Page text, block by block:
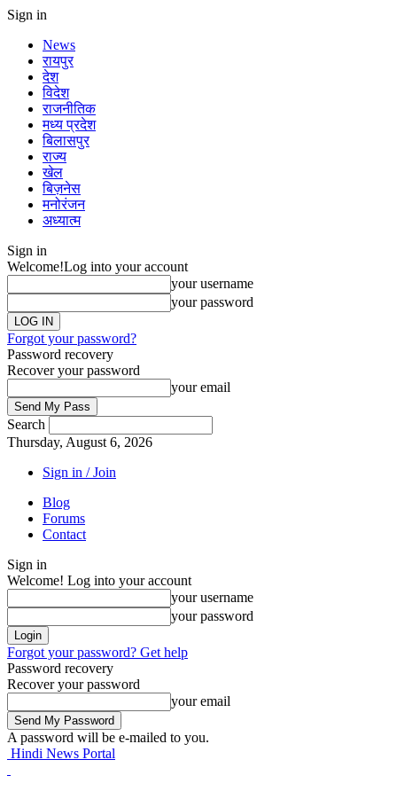
Sign in
News
रायपुर
देश
विदेश
राजनीतिक
मध्य प्रदेश
बिलासपुर
राज्य
खेल
बिज़नेस
मनोरंजन
अध्यात्म
Sign in
Welcome!Log into your account
your username
your password
Forgot your password?
Password recovery
Recover your password
your email
Search
Thursday, August 6, 2026
Sign in / Join
Blog
Forums
Contact
Sign in
Welcome! Log into your account
your username
your password
Forgot your password? Get help
Password recovery
Recover your password
your email
A password will be e-mailed to you.
Hindi News Portal